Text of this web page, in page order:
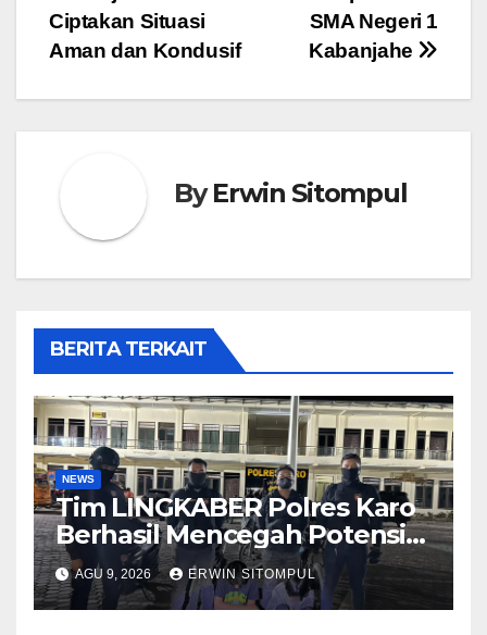
SMA Negeri 1
Kabanjahe
Ciptakan Situasi
Aman dan Kondusif
ByErwin Sitompul
BERITA TERKAIT
NEWS
Tim LINGKABER Polres Karo
Berhasil Mencegah Potensi
Tawuran di Berastagi
AGU 9, 2026 ERWIN SITOMPUL